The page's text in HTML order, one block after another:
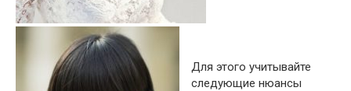
Для этого учитывайте
следующие нюансы